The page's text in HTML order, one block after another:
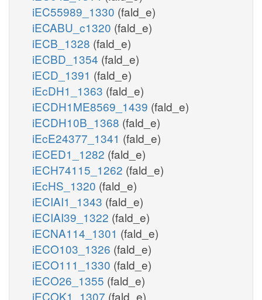
iEC55989_1330 (fald_e)
iECABU_c1320 (fald_e)
iECB_1328 (fald_e)
iECBD_1354 (fald_e)
iECD_1391 (fald_e)
iEcDH1_1363 (fald_e)
iECDH1ME8569_1439 (fald_e)
iECDH10B_1368 (fald_e)
iEcE24377_1341 (fald_e)
iECED1_1282 (fald_e)
iECH74115_1262 (fald_e)
iEcHS_1320 (fald_e)
iECIAI1_1343 (fald_e)
iECIAI39_1322 (fald_e)
iECNA114_1301 (fald_e)
iECO103_1326 (fald_e)
iECO111_1330 (fald_e)
iECO26_1355 (fald_e)
iECOK1_1307 (fald_e)